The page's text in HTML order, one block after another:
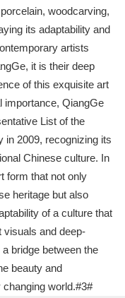
woodcarving,
its adaptability and
artists
it is their deep
of this exquisite art
importance, QiangGe
List of the
in 2009, recognizing its
Chinese culture. In
form that not only
heritage but also
of a culture that
visuals and deep-
bridge between the
beauty and
world.#3#